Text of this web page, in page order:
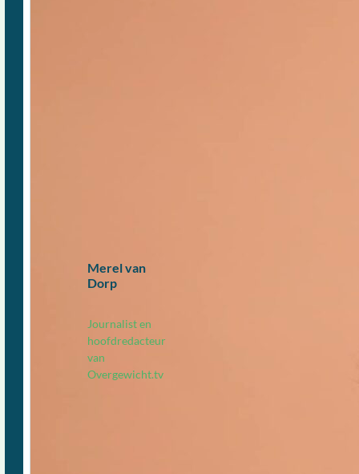
Merel van
Dorp
Journalist en
hoofdredacteur
van
Overgewicht.tv